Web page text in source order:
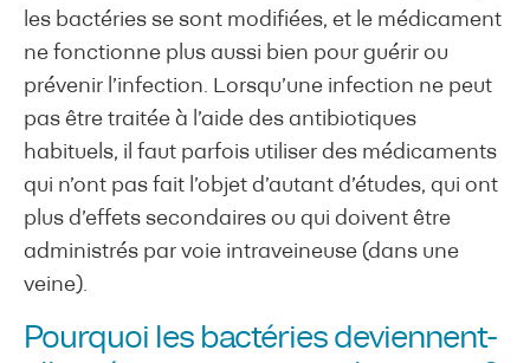
les bactéries se sont modifiées, et le médicament
ne fonctionne plus aussi bien pour guérir ou
prévenir l’infection. Lorsqu’une infection ne peut
pas être traitée à l’aide des antibiotiques
habituels, il faut parfois utiliser des médicaments
qui n’ont pas fait l’objet d’autant d’études, qui ont
plus d’effets secondaires ou qui doivent être
administrés par voie intraveineuse (dans une
veine).
Pourquoi les bactéries deviennent-